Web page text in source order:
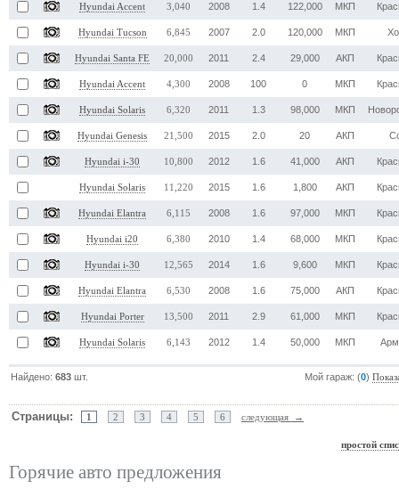
Hyundai Accent 3,040 2008 1.4 122,000 МКП
Hyundai Tucson 6,845 2007 2.0 120,000 МКП
Hyundai Santa FE 20,000 2011 2.4 29,000 АКП
Hyundai Accent 4,300 2008 100 0 МКП
Hyundai Solaris 6,320 2011 1.3 98,000 МКП
Hyundai Genesis 21,500 2015 2.0 20 АКП
Hyundai i-30 10,800 2012 1.6 41,000 АКП
Hyundai Solaris 11,220 2015 1.6 1,800 АКП
Hyundai Elantra 6,115 2008 1.6 97,000 МКП
Hyundai i20 6,380 2010 1.4 68,000 МКП
Hyundai i-30 12,565 2014 1.6 9,600 МКП
Hyundai Elantra 6,530 2008 1.6 75,000 АКП
Hyundai Porter 13,500 2011 2.9 61,000 МКП
Hyundai Solaris 6,143 2012 1.4 50,000 МКП
Найдено:683 шт. Мой гараж: (0)
Страницы: 1 2 3 4 5 6 следующая →
простой
Горячие авто предложения